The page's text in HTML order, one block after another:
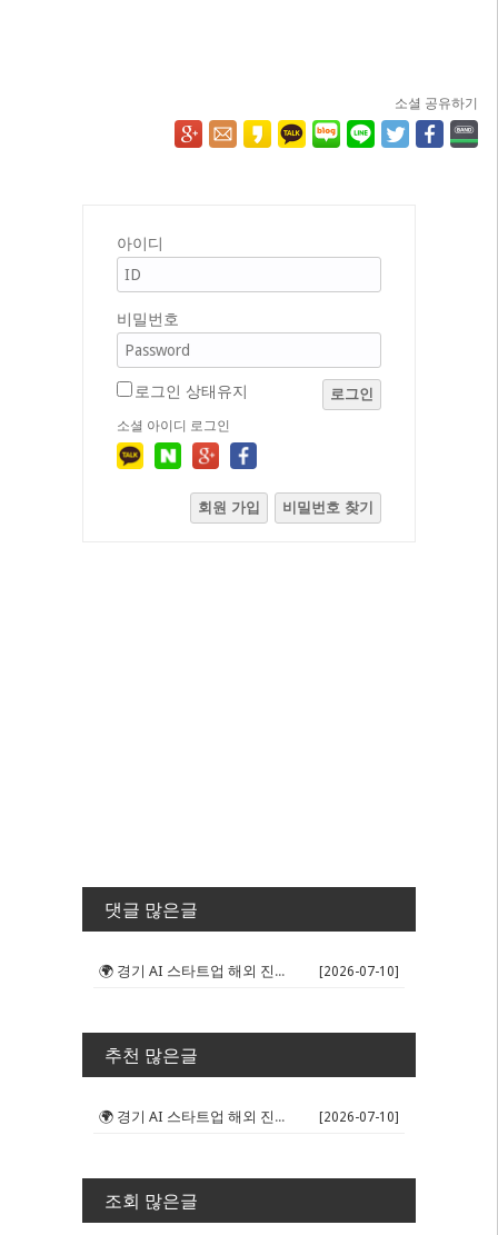
소셜 공유하기
아이디
비밀번호
로그인 상태유지 로그인
소셜 아이디 로그인
회원 가입 비밀번호 찾기
댓글 많은글
🌍 경기 AI 스타트업 해외 진출 판... [2026-07-10]
추천 많은글
🌍 경기 AI 스타트업 해외 진출 판... [2026-07-10]
조회 많은글